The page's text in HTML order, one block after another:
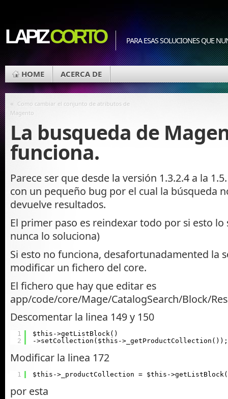
LAPIZCORTO PARA ESAS SOLUCIONES QUE
HOME ACERCA DE
« Como cambiar el conjunto de atributos de
Magento
La busqueda de
funciona.
Parece ser que desde la versión 1.3.2.4 a la
con un pequeño bug por el cual la búsqueda
devuelve resultados.
El primer paso es reindexar todo por si esto lo
nunca lo soluciona)
Si esto no funciona, desafortunadamented la
modificar un fichero del core.
El fichero que hay que editar es
app/code/core/Mage/CatalogSearch/Block/
Descomentar la linea 149 y 150
1
2
$this->getListBlock()
->setCollection($this->_getProductCollection());
Modificar la linea 172
1 $this->_productCollection = $this-
por esta